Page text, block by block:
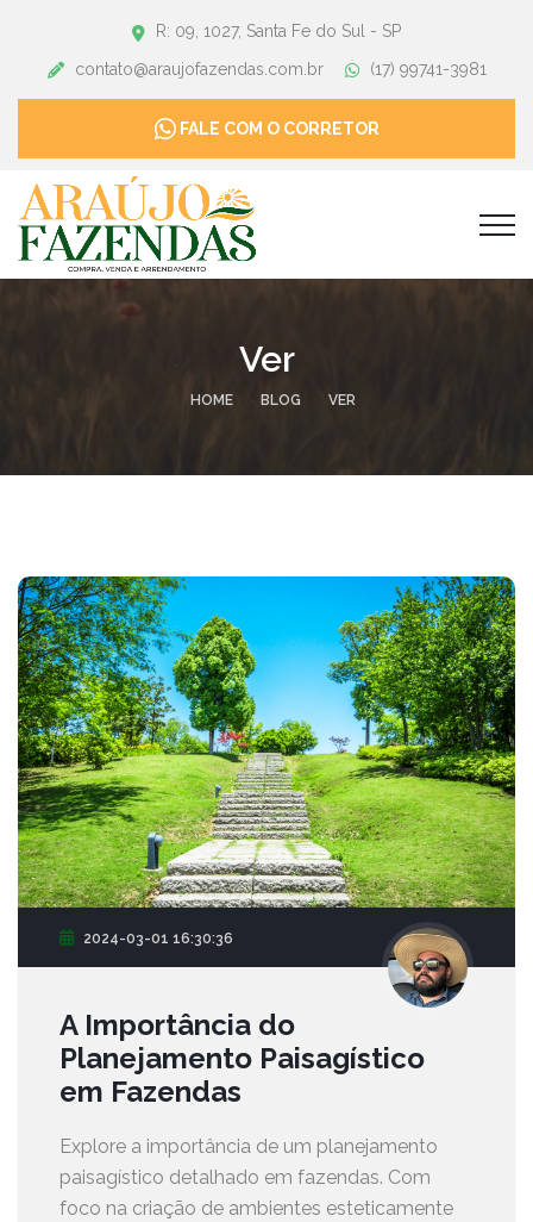
R: 09, 1027, Santa Fe do Sul - SP
contato@araujofazendas.com.br
(17) 99741-3981
FALE COM O CORRETOR
Ver
HOME BLOG VER
2024-03-01 16:30:36
A Importância do
Planejamento Paisagístico
em Fazendas
Explore a importância de um planejamento
paisagístico detalhado em fazendas. Com
foco na criação de ambientes esteticamente